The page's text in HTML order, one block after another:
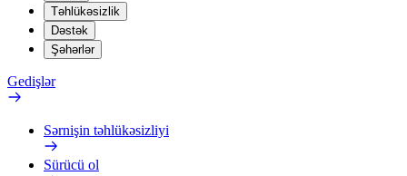
Təhlükəsizlik
Dəstək
Şəhərlər
Gedişlər
Sərnişin təhlükəsizliyi
Sürücü ol